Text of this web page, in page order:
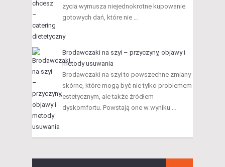
życia wymusza niejednokrotne kupowanie
gotowych dań, które nie …
Brodawczaki na szyi – przyczyny, objawy i
metody usuwania
Brodawczaki na szyi to powszechne zmiany
skórne, które mogą być nie tylko problemem
estetycznym, ale także źródłem
dyskomfortu. Powstają one w wyniku …